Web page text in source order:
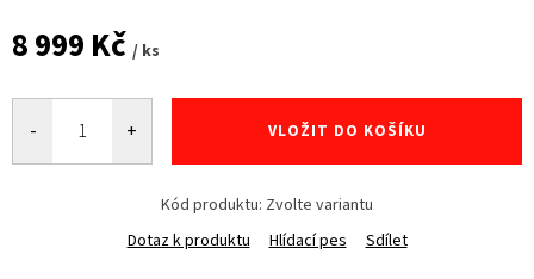
8 999 Kč / ks
cena:
VLOŽIT DO KOŠÍKU
Kód produktu: Zvolte variantu
Dotaz k produktu
Hlídací pes Sdílet